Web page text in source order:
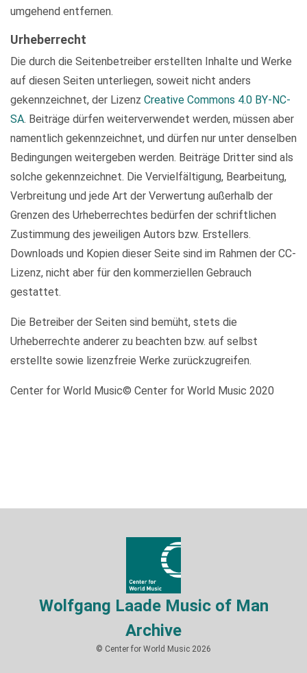
umgehend entfernen.
Urheberrecht
Die durch die Seitenbetreiber erstellten Inhalte und Werke
auf diesen Seiten unterliegen, soweit nicht anders
gekennzeichnet, der Lizenz Creative Commons 4.0 BY-NC-
SA. Beiträge dürfen weiterverwendet werden, müssen aber
namentlich gekennzeichnet, und dürfen nur unter denselben
Bedingungen weitergeben werden. Beiträge Dritter sind als
solche gekennzeichnet. Die Vervielfältigung, Bearbeitung,
Verbreitung und jede Art der Verwertung außerhalb der
Grenzen des Urheberrechtes bedürfen der schriftlichen
Zustimmung des jeweiligen Autors bzw. Erstellers.
Downloads und Kopien dieser Seite sind im Rahmen der CC-
Lizenz, nicht aber für den kommerziellen Gebrauch
gestattet.
Die Betreiber der Seiten sind bemüht, stets die
Urheberrechte anderer zu beachten bzw. auf selbst
erstellte sowie lizenzfreie Werke zurückzugreifen.
Center for World Music© Center for World Music 2020
Wolfgang Laade Music of Man
Archive
© Center for World Music 2026